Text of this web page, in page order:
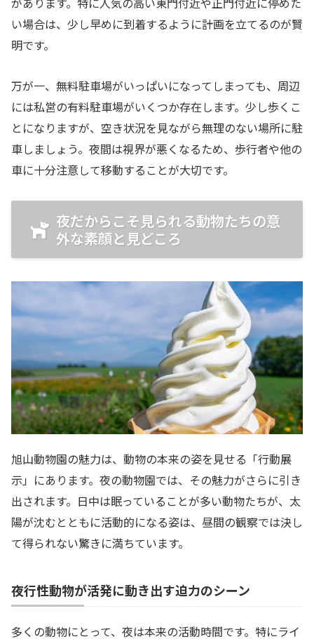
い場合は、少し早めに到着するように計画を立てるのが賢
明です。
万が一、無料駐車場がいっぱいになってしまっても、周辺
には私営の有料駐車場がいくつか存在します。少し歩くこ
とになりますが、空き状況を見ながら無理のない場所に駐
車しましょう。夜間は視界が悪くなるため、歩行者や他の
車に十分注意して移動することが大切です。
夜だからこそ見られる動物たちの意
外な素顔と見どころ
旭山動物園の魅力は、動物の本来の姿を見せる「行動展
示」にあります。夜の動物園では、その魅力がさらに引き
出されます。日中は眠っていることが多い動物たちが、太
陽が沈むとともに活動的になる姿は、昼間の観察では決し
て得られない驚きに満ちています。
夜行性動物が活発に動き出す迫力のシーン
多くの動物にとって、夜は本来の活動時間です。特にライ